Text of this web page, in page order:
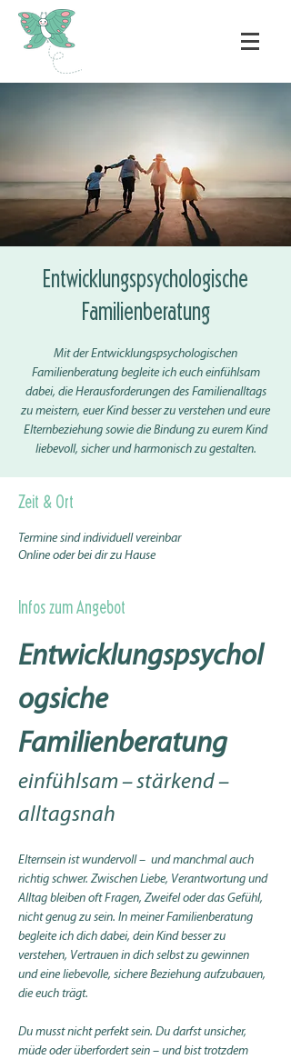
Entwicklungspsychologische
Familienberatung
Mit der Entwicklungspsychologischen
Familienberatung begleite ich euch einfühlsam
dabei, die Herausforderungen des Familienalltags
zu meistern, euer Kind besser zu verstehen und eure
Elternbeziehung sowie die Bindung zu eurem Kind
liebevoll, sicher und harmonisch zu gestalten.
Zeit & Ort
Termine sind individuell vereinbar
Online oder bei dir zu Hause
Infos zum Angebot
Entwicklungspsychol
ogsiche
Familienberatung
einfühlsam – stärkend –
alltagsnah
Elternsein ist wundervoll –  und manchmal auch
richtig schwer. Zwischen Liebe, Verantwortung und
Alltag bleiben oft Fragen, Zweifel oder das Gefühl,
nicht genug zu sein. In meiner Familienberatung
begleite ich dich dabei, dein Kind besser zu
verstehen, Vertrauen in dich selbst zu gewinnen
und eine liebevolle, sichere Beziehung aufzubauen,
die euch trägt.
Du musst nicht perfekt sein. Du darfst unsicher,
müde oder überfordert sein – und bist trotzdem